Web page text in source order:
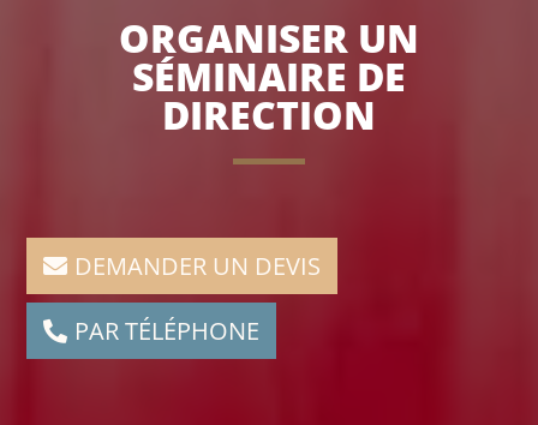
ORGANISER UN
SÉMINAIRE DE
DIRECTION
DEMANDER UN DEVIS
PAR TÉLÉPHONE